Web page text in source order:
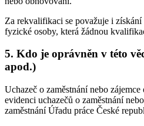
Za rekvalifikaci se považuje i
fyzické osoby, která žádnou
5. Kdo je oprávněn v této
apod.)
Uchazeč o zaměstnání nebo
evidenci uchazečů o zaměstnání
zaměstnání Úřadu práce České